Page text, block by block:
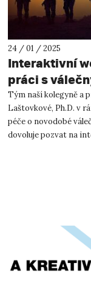
24 / 01 / 2025
Interaktivní
práci s
Tým naší kolegyně a
Laštovkové, Ph.D. v
péče o novodobé
dovoluje pozvat na